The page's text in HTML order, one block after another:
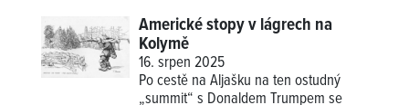
Americké stopy v lágrech na
Kolymě
16. srpen 2025
Po cestě na Aljašku na ten ostudný
„summit“ s Donaldem Trumpem se